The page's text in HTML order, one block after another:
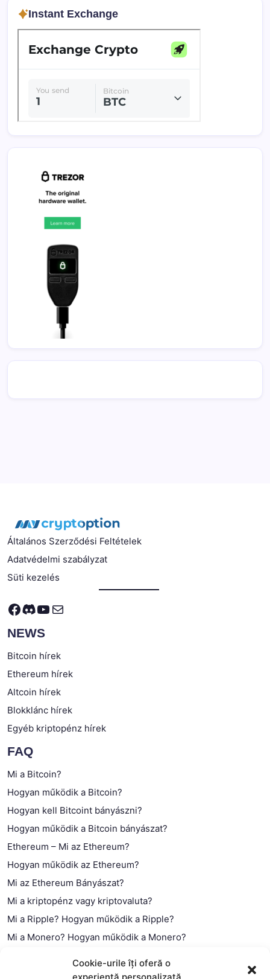
Cookie-urile îți oferă o
Instant Exchange
Általános Szerződési Feltételek
Adatvédelmi szabályzat
Süti kezelés
Facebook
Discord
YouTube
Mail
NEWS
Bitcoin hírek
Ethereum hírek
Altcoin hírek
Blokklánc hírek
Egyéb kriptopénz hírek
FAQ
Mi a Bitcoin?
Hogyan működik a Bitcoin?
Hogyan kell Bitcoint bányászni?
Hogyan működik a Bitcoin bányászat?
Ethereum – Mi az Ethereum?
Hogyan működik az Ethereum?
Mi az Ethereum Bányászat?
Mi a kriptopénz vagy kriptovaluta?
Mi a Ripple? Hogyan működik a Ripple?
Mi a Monero? Hogyan működik a Monero?
Mi a blokklánc (technológia)?